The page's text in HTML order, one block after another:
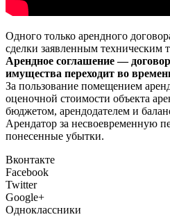
Одного только арендного
сделки заявленным техническим
Арендное соглашение —
имущества переходит во
За пользование помещением
оценочной стоимости объекта
бюджетом, арендодателем и
Арендатор за несвоевременную
понесенные убытки.
Вконтакте
Facebook
Twitter
Google+
Одноклассники